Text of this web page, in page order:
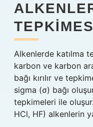
Alkenlerde katılma
karbon ve karbon
bağı kırılır ve
sigma (σ) bağı
tepkimeleri ile
HCl, HF) alkenlerin